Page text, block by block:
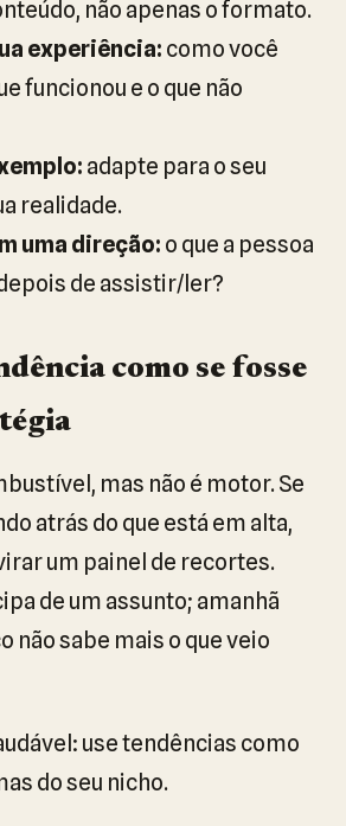
não apenas o formato.
experiência: como você
funcionou e o que não
adapte para o seu
realidade.
uma direção: o que a pessoa
de assistir/ler?
como se fosse
mas não é motor. Se
atrás do que está em alta,
um painel de recortes.
de um assunto; amanhã
não sabe mais o que veio
use tendências como
do seu nicho.